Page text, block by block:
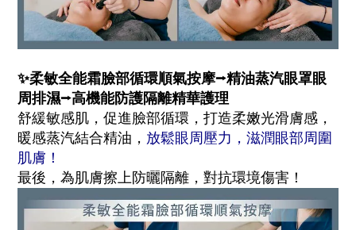
✨柔敏全能霜臉部循環順氣按摩⭢精油蒸汽眼罩眼
周排濕⭢高機能防護隔離精華護理
舒緩敏感肌，促進臉部循環，打造柔嫩光滑膚感，
暖感蒸汽結合精油， 放鬆眼周壓力，滋潤眼部周圍
肌膚！
最後，為肌膚擦上防曬隔離，對抗環境傷害！